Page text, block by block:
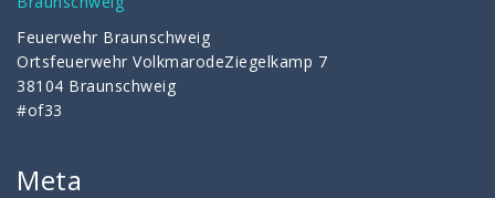
Feuerwehr Braunschweig
Ortsfeuerwehr VolkmarodeZiegelkamp 7
38104 Braunschweig
#of33
Meta